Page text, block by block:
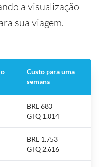
a visualização
sua viagem.
Custo para uma
semana
BRL 680
GTQ 1.014
BRL 1.753
GTQ 2.616